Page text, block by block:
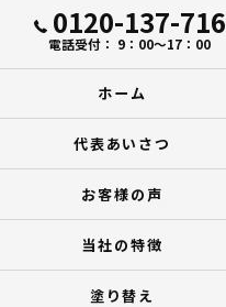
0120-137-716
電話受付： 9：00～17：00
ホーム
代表あいさつ
お客様の声
当社の特徴
塗り替え